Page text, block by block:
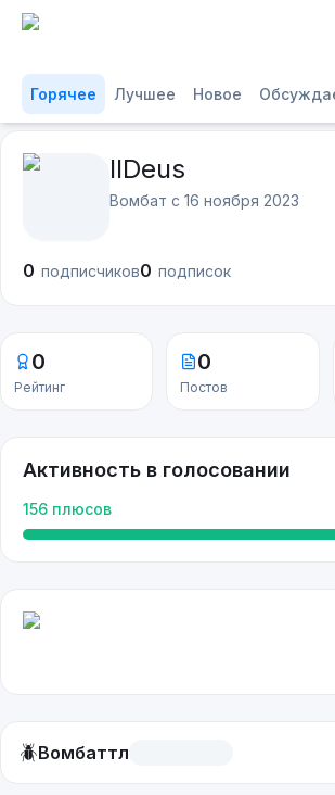
Горячее Лучшее Новое
IIDeus
Вомбат с 16 ноября 2023
0 подписчиков0 подписок
0
Рейтинг
0
Постов
Активность в голосовании
156 плюсов
🪲Вомбаттл